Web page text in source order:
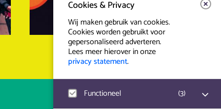
Cookies & Privacy
Wij maken gebruik van cookies.
Cookies worden gebruikt voor
gepersonaliseerd adverteren.
Lees meer hierover in onze
privacy statement.
Functioneel (3)